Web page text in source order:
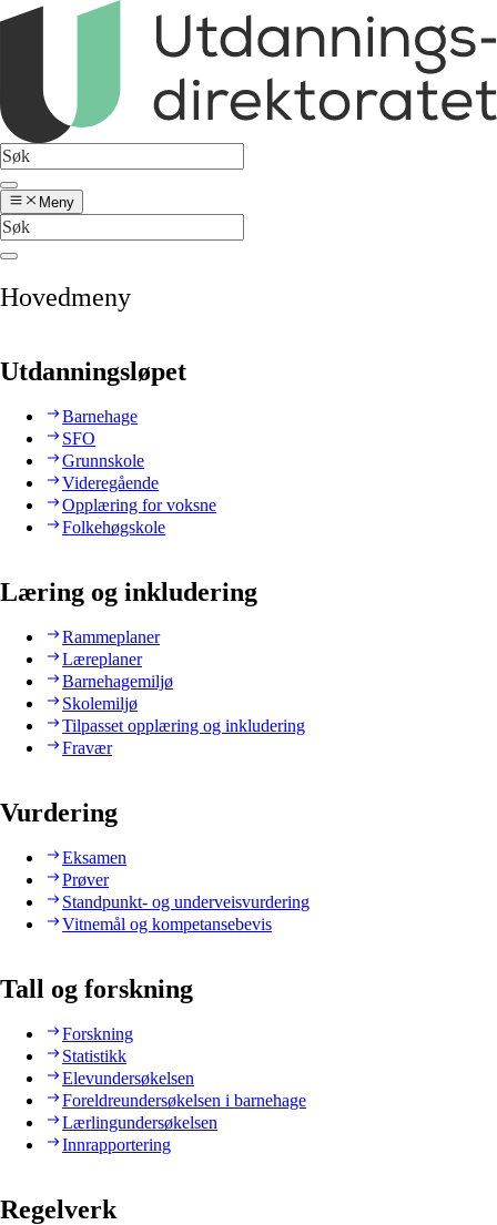
Meny
Hovedmeny
Utdanningsløpet
Barnehage
SFO
Grunnskole
Videregående
Opplæring for voksne
Folkehøgskole
Læring og inkludering
Rammeplaner
Læreplaner
Barnehagemiljø
Skolemiljø
Tilpasset opplæring og inkludering
Fravær
Vurdering
Eksamen
Prøver
Standpunkt- og underveisvurdering
Vitnemål og kompetansebevis
Tall og forskning
Forskning
Statistikk
Elevundersøkelsen
Foreldreundersøkelsen i barnehage
Lærlingundersøkelsen
Innrapportering
Regelverk